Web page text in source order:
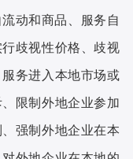
动和商品、服务自
歧视性价格、歧视
务进入本地市场或
限制外地企业参加
强制外地企业在本